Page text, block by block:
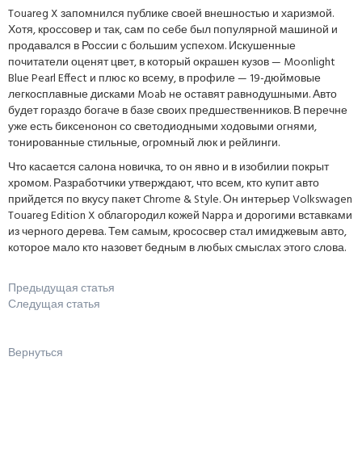
Touareg X запомнился публике своей внешностью и харизмой.
Хотя, кроссовер и так, сам по себе был популярной машиной и
продавался в России с большим успехом. Искушенные
почитатели оценят цвет, в который окрашен кузов — Moonlight
Blue Pearl Effect и плюс ко всему, в профиле — 19-дюймовые
легкосплавные дисками Moab не оставят равнодушными. Авто
будет гораздо богаче в базе своих предшественников. В перечне
уже есть биксенонон со светодиодными ходовыми огнями,
тонированные стильные, огромный люк и рейлинги.
Что касается салона новичка, то он явно и в изобилии покрыт
хромом. Разработчики утверждают, что всем, кто купит авто
прийдется по вкусу пакет Chrome & Style. Он интерьер Volkswagen
Touareg Edition X облагородил кожей Nappa и дорогими вставками
из черного дерева. Тем самым, крососвер стал имиджевым авто,
которое мало кто назовет бедным в любых смыслах этого слова.
Предыдущая статья
Следущая статья
Вернуться